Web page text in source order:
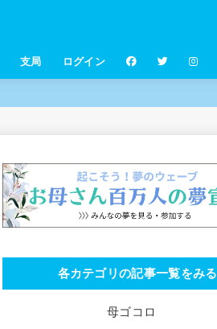
支局 ログイン
各カテゴリの記事一覧をみる
母ゴコロ